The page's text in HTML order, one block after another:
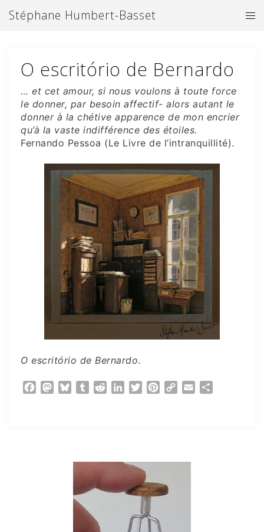
auStéphane Humbert-Basset
O escritório de Bernardo
… et cet amour, si nous voulons à toute force
le donner, par besoin affectif- alors autant le
donner à la chétive apparence de mon encrier
qu’à la vaste indifférence des étoiles.
Fernando Pessoa (Le Livre de l’intranquillité).
O escritório de Bernardo.
Facebook
Mastodon
BlueskyTumblrRedditLinkedInTwitterPinterest
CopyEmail